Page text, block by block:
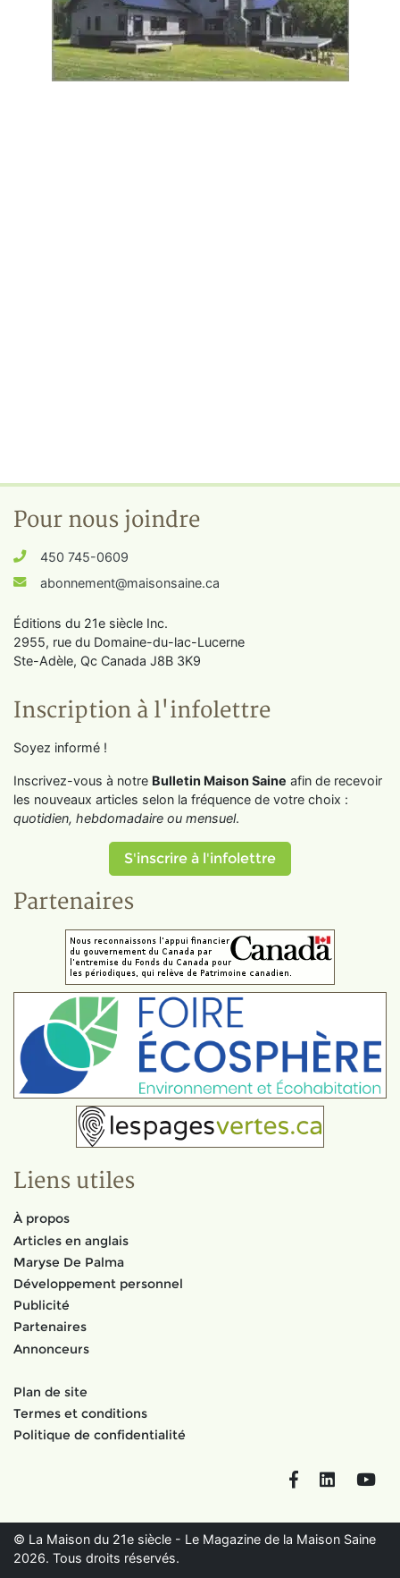
Pour nous joindre
450 745-0609
abonnement@maisonsaine.ca
Éditions du 21e siècle Inc.
2955, rue du Domaine-du-lac-Lucerne
Ste-Adèle, Qc Canada J8B 3K9
Inscription à l'infolettre
Soyez informé !
Inscrivez-vous à notre Bulletin Maison Saine afin de recevoir
les nouveaux articles selon la fréquence de votre choix :
quotidien, hebdomadaire ou mensuel.
S'inscrire à l'infolettre
Partenaires
Liens utiles
À propos
Articles en anglais
Maryse De Palma
Développement personnel
Publicité
Partenaires
Annonceurs
Plan de site
Termes et conditions
Politique de confidentialité
FacebookLinkedIn
© La Maison du 21e siècle - Le Magazine de la Maison Saine
2026. Tous droits réservés.